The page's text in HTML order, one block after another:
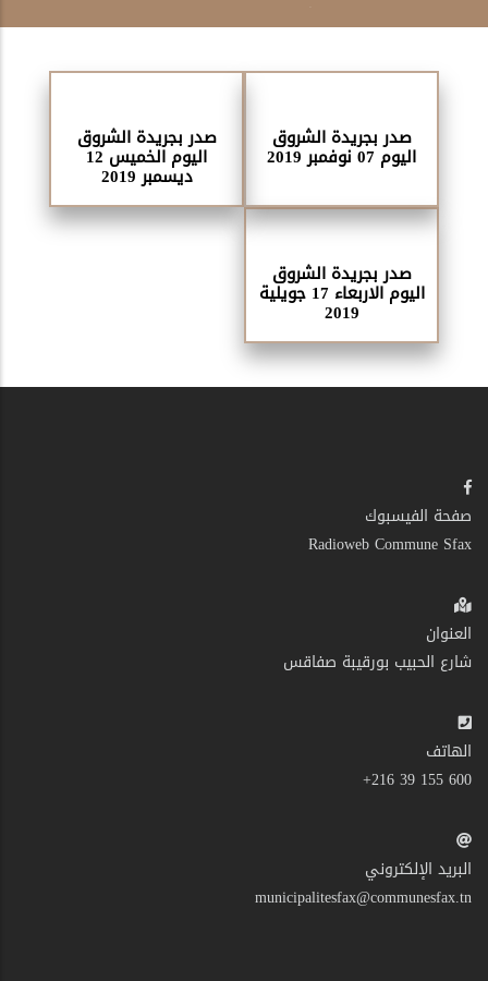
صدر بجريدة الشروق
اليوم 07 نوفمبر 2019
صدر بجريدة الشروق
اليوم الخميس 12
ديسمبر 2019
صدر بجريدة الشروق
اليوم الاربعاء 17 جويلية
2019
صفحة الفيسبوك
Radioweb Commune Sfax
العنوان
شارع الحبيب بورقيبة صفاقس
الهاتف
600 155 39 216+
البريد الإلكتروني
municipalitesfax@communesfax.tn